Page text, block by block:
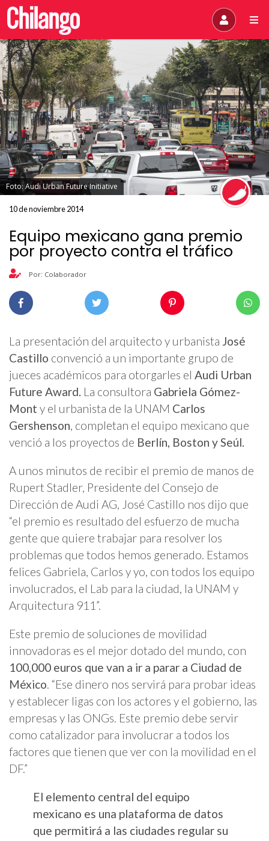
Foto: Audi Urban Future Initiative
10 de noviembre 2014
Equipo mexicano gana premio
por proyecto contra el tráfico
Por: Colaborador
La presentación del arquitecto y urbanista José
Castillo convenció a un importante grupo de
jueces académicos para otorgarles el Audi Urban
Future Award. La consultora Gabriela Gómez-
Mont y el urbanista de la UNAM Carlos
Gershenson , completan el equipo mexicano que
venció a los proyectos de Berlín, Boston y Seúl.
A unos minutos de recibir el premio de manos de
Rupert Stadler, Presidente del Consejo de
Dirección de Audi AG, José Castillo nos dijo que
“el premio es resultado del esfuerzo de mucha
gente que quiere trabajar para resolver los
problemas que todos hemos generado. Estamos
felices Gabriela, Carlos y yo, con todos los equipo
involucrados, el Lab para la ciudad, la UNAM y
Arquitectura 911”.
Este premio de soluciones de movilidad
innovadoras es el mejor dotado del mundo, con
100,000 euros que van a ir a parar a Ciudad de
México. “Ese dinero nos servirá para probar ideas
y establecer ligas con los actores y el gobierno, las
empresas y las ONGs. Este premio debe servir
como catalizador para involucrar a todos los
factores que tienen que ver con la movilidad en el
DF.”
El elemento central del equipo
mexicano es una plataforma de datos
que permitirá a las ciudades regular su